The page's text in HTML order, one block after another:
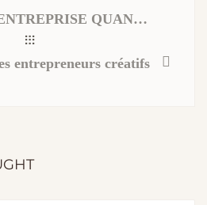
CRÉER SON ENTREPRISE QUAND ON EST SALARIE : FORMATION CREALYZ
entrepreneurs créatifs